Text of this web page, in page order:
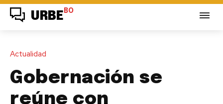
URBE BO
Actualidad
Gobernación se
reúne con